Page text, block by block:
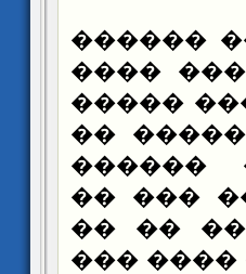
��� ���
���
���
���� :
�����
�����
����� .
������.